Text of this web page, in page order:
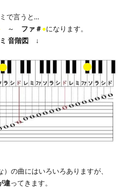
ミで言うと…
～ ファ＃●になります。
音階図 ↓
の曲にはいろいろありますが、
違ってきます。